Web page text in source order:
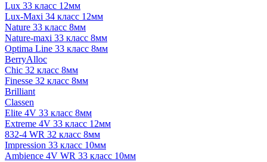
Lux 33 класс 12мм
Lux-Maxi 34 класс 12мм
Nature 33 класс 8мм
Nature-maxi 33 класс 8мм
Optima Line 33 класс 8мм
BerryAlloc
Chic 32 класс 8мм
Finesse 32 класс 8мм
Brilliant
Classen
Elite 4V 33 класс 8мм
Extreme 4V 33 класс 12мм
832-4 WR 32 класс 8мм
Impression 33 класс 10мм
Ambience 4V WR 33 класс 10мм